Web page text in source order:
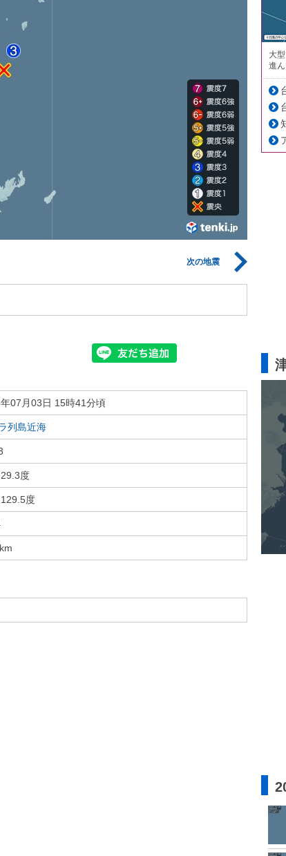
次の地震
07月03日 15時41分頃
列島近海
度
度
大
進